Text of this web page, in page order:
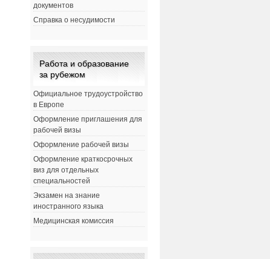
документов
Справка о несудимости
Работа и образование
за рубежом
Официальное трудоустройство
в Европе
Оформление приглашения для
рабочей визы
Оформление рабочей визы
Оформление краткосрочных
виз для отдельных
специальностей
Экзамен на знание
иностранного языка
Медицинская комиссия